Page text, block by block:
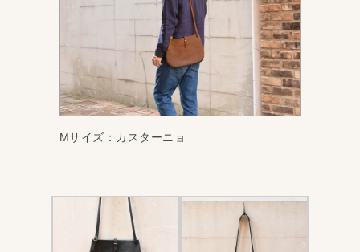
Mサイズ：カスターニョ